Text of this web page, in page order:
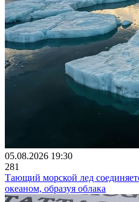
05.08.2026 19:30
281
Тающий морской лед
океаном, образуя облака